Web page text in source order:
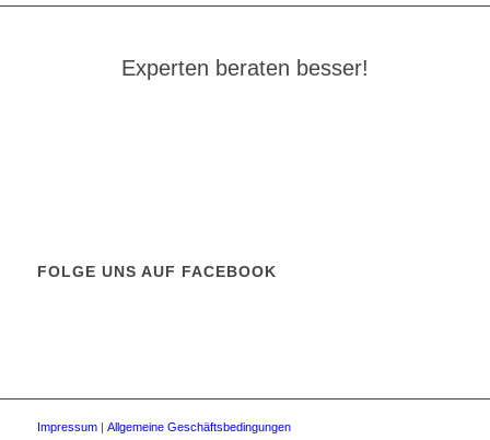
Experten beraten besser!
FOLGE UNS AUF FACEBOOK
Impressum| Allgemeine Geschäftsbedingungen